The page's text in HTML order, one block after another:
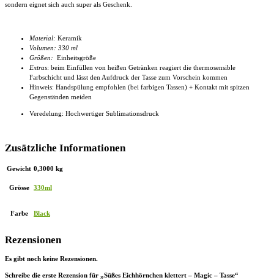
sondern eignet sich auch super als Geschenk.
Material: Keramik
Volumen: 330 ml
Größen: Einheitsgröße
Extras: beim Einfüllen von heißen Getränken reagiert die thermosensible
Farbschicht und lässt den Aufdruck der Tasse zum Vorschein kommen
Hinweis: Handspülung empfohlen (bei farbigen Tassen) + Kontakt mit spitzen
Gegenständen meiden
Veredelung: Hochwertiger Sublimationsdruck
Zusätzliche Informationen
Gewicht 0,3000 kg
Grösse 330ml
Farbe Black
Rezensionen
Es gibt noch keine Rezensionen.
Schreibe die erste Rezension für „Süßes Eichhörnchen klettert – Magic – Tasse“